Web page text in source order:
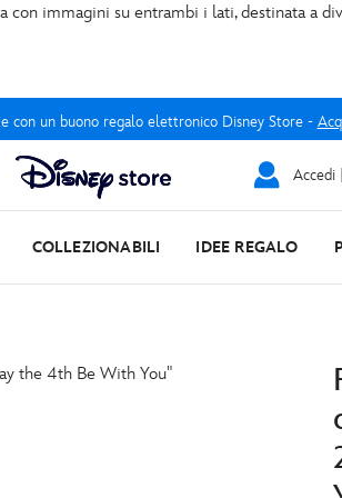
immagini su entrambi i lati, destinata a
con un buono regalo elettronico Disney Store -
Accedi
COLLEZIONABILI IDEE REGALO